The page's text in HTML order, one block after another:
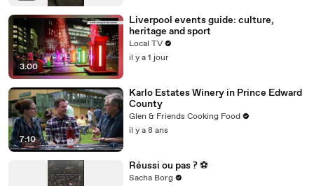
3:00
Liverpool events guide: culture,
heritage and sport
Local TV
il y a 1 jour
7:10
Karlo Estates Winery in Prince Edward
County
Glen & Friends Cooking Food
il y a 8 ans
Réussi ou pas ? ⚽️
Sacha Borg